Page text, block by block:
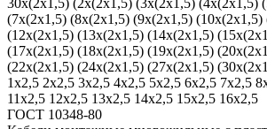
30х(2х1,5) (2х(2х1,5) (3х(2х1,5) (4х(2х1,5)
(7х(2х1,5) (8х(2х1,5) (9х(2х1,5) (10х(2х1,5)
(12х(2х1,5) (13х(2х1,5) (14х(2х1,5)
(17х(2х1,5) (18х(2х1,5) (19х(2х1,5)
(22х(2х1,5) (24х(2х1,5) (27х(2х1,5)
1х2,5 2х2,5 3х2,5 4х2,5 5х2,5 6х2,5 7х2,5
11х2,5 12х2,5 13х2,5 14х2,5 15х2,5 16х2,5
ГОСТ 10348-80